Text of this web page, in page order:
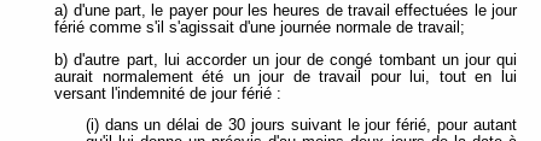
a) d'une part, le payer pour les heures de travail effectuées le jour
férié comme s'il s'agissait d'une journée normale de travail;
b) d'autre part, lui accorder un jour de congé tombant un jour qui
aurait normalement été un jour de travail pour lui, tout en lui
versant l'indemnité de jour férié :
(i) dans un délai de 30 jours suivant le jour férié, pour autant